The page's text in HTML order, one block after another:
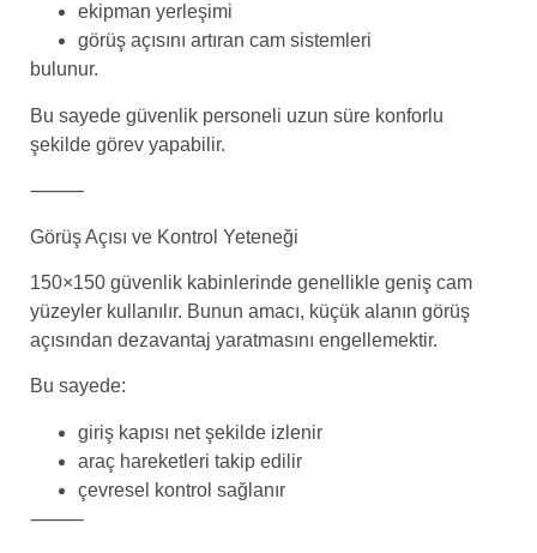
ekipman yerleşimi
görüş açısını artıran cam sistemleri
bulunur.
Bu sayede güvenlik personeli uzun süre konforlu
şekilde görev yapabilir.
⸻
Görüş Açısı ve Kontrol Yeteneği
150×150 güvenlik kabinlerinde genellikle geniş cam
yüzeyler kullanılır. Bunun amacı, küçük alanın görüş
açısından dezavantaj yaratmasını engellemektir.
Bu sayede:
giriş kapısı net şekilde izlenir
araç hareketleri takip edilir
çevresel kontrol sağlanır
⸻